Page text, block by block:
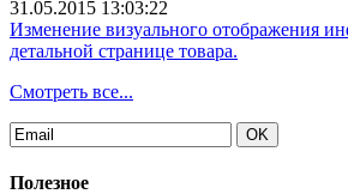
31.05.2015 13:03:22
Изменение визуального отображения
детальной странице товара.
Смотреть все...
Полезное